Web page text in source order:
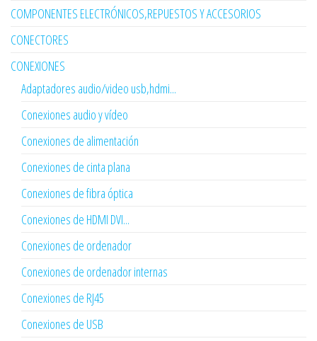
COMPONENTES ELECTRÓNICOS,REPUESTOS Y ACCESORIOS
CONECTORES
CONEXIONES
Adaptadores audio/video usb,hdmi...
Conexiones audio y vídeo
Conexiones de alimentación
Conexiones de cinta plana
Conexiones de fibra óptica
Conexiones de HDMI DVI...
Conexiones de ordenador
Conexiones de ordenador internas
Conexiones de RJ45
Conexiones de USB